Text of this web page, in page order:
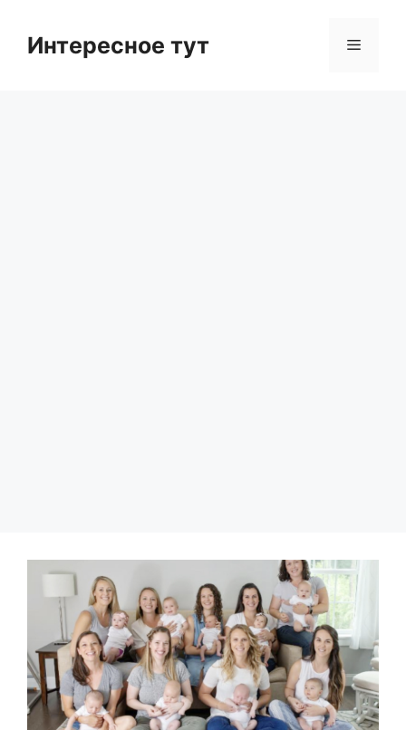
contentИнтересное тут Menu